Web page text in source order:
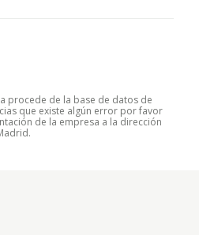
procede de la base de datos de
que existe algún error por favor
de la empresa a la dirección